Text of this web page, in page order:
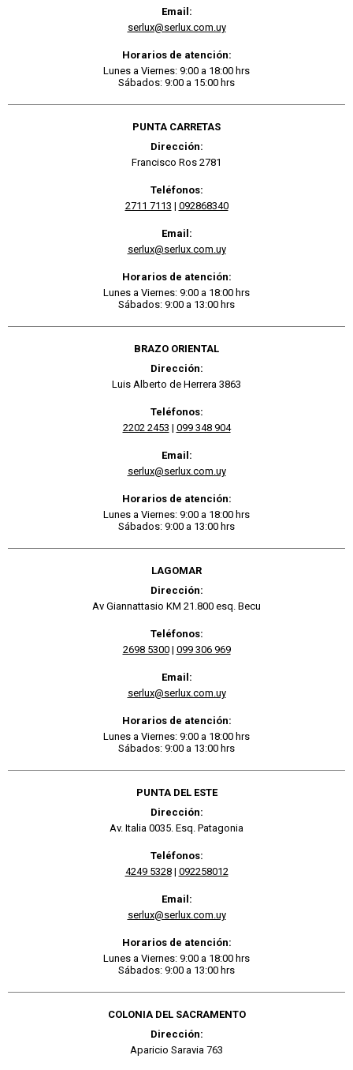
Email:
serlux@serlux.com.uy
Horarios de atención:
Lunes a Viernes: 9:00 a 18:00 hrs
Sábados: 9:00 a 15:00 hrs
PUNTA CARRETAS
Dirección:
Francisco Ros 2781
Teléfonos:
2711 7113 | 092868340
Email:
serlux@serlux.com.uy
Horarios de atención:
Lunes a Viernes: 9:00 a 18:00 hrs
Sábados: 9:00 a 13:00 hrs
BRAZO ORIENTAL
Dirección:
Luis Alberto de Herrera 3863
Teléfonos:
2202 2453 | 099 348 904
Email:
serlux@serlux.com.uy
Horarios de atención:
Lunes a Viernes: 9:00 a 18:00 hrs
Sábados: 9:00 a 13:00 hrs
LAGOMAR
Dirección:
Av Giannattasio KM 21.800 esq. Becu
Teléfonos:
2698 5300| 099 306 969
Email:
serlux@serlux.com.uy
Horarios de atención:
Lunes a Viernes: 9:00 a 18:00 hrs
Sábados: 9:00 a 13:00 hrs
PUNTA DEL ESTE
Dirección:
Av. Italia 0035. Esq. Patagonia
Teléfonos:
4249 5328| 092258012
Email:
serlux@serlux.com.uy
Horarios de atención:
Lunes a Viernes: 9:00 a 18:00 hrs
Sábados: 9:00 a 13:00 hrs
COLONIA DEL SACRAMENTO
Dirección:
Aparicio Saravia 763